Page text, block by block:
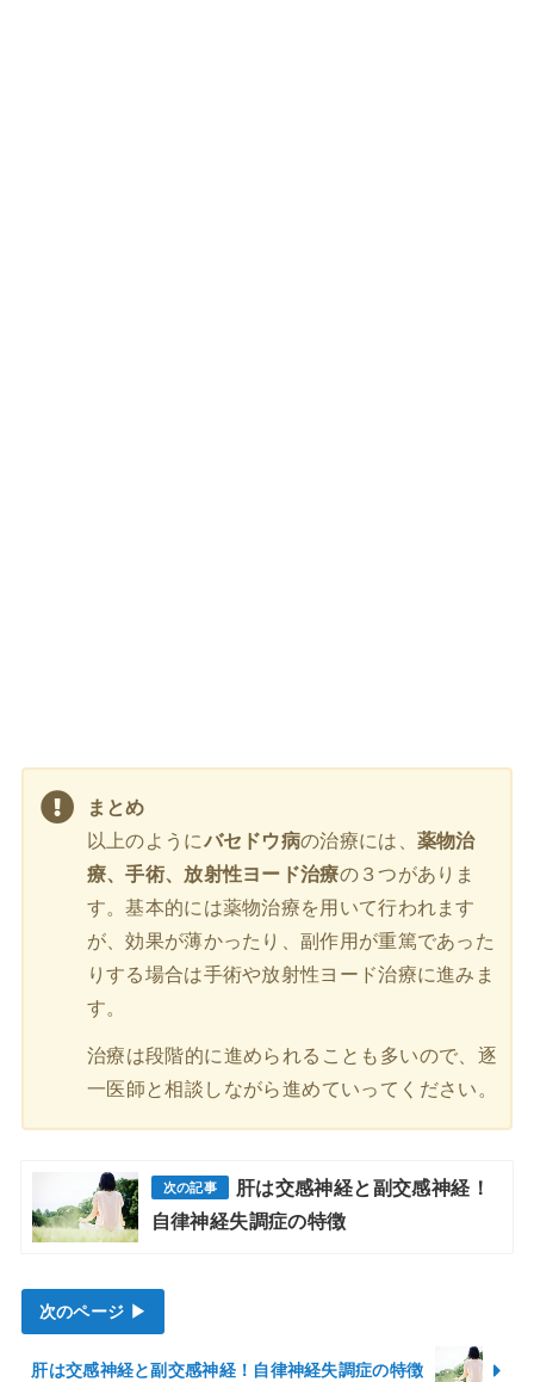
まとめ
以上のようにバセドウ病の治療には、 薬物治
療、手術、放射性ヨード治療の３つがありま
す。基本的には薬物治療を用いて行われます
が、効果が薄かったり、副作用が重篤であった
りする場合は手術や放射性ヨード治療に進みま
す。
治療は段階的に進められることも多いので、逐
一医師と相談しながら進めていってください。
肝は交感神経と副交感神経！
自律神経失調症の特徴
次のページ ▶
肝は交感神経と副交感神経！自律神経失調症の特徴